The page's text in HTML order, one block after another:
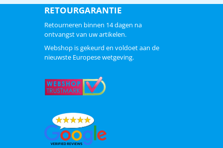
RETOURGARANTIE
Retourneren binnen 14 dagen na
ontvangst van uw artikelen.
Webshop is gekeurd en voldoet aan de
nieuwste Europese wetgeving.